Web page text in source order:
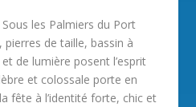
Sous les Palmiers du Port
de taille, bassin à
de lumière posent l’esprit
et colossale porte en
fête à l’identité forte, chic et